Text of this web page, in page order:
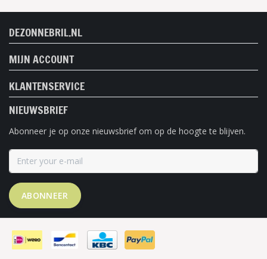
DEZONNEBRIL.NL
MIJN ACCOUNT
KLANTENSERVICE
NIEUWSBRIEF
Abonneer je op onze nieuwsbrief om op de hoogte te blijven.
ABONNEER